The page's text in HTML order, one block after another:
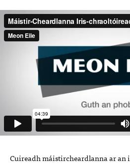
Cuireadh máistircheardlanna ar